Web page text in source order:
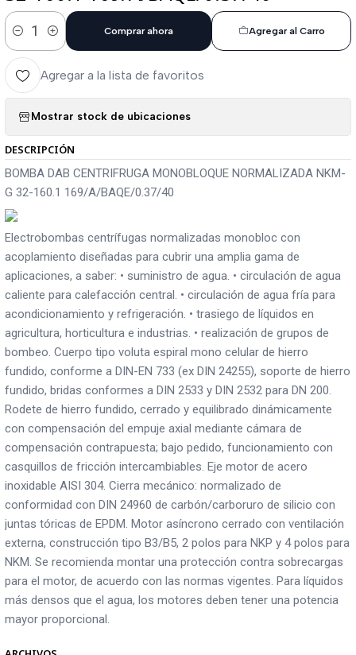
Cantidad
Agregar al Carro
Comprar ahora
Agregar a la lista de favoritos
Mostrar stock de ubicaciones
DESCRIPCIÓN
BOMBA DAB CENTRIFRUGA MONOBLOQUE NORMALIZADA NKM-
G 32-160.1 169/A/BAQE/0.37/40
Electrobombas centrífugas normalizadas monobloc con
acoplamiento diseñadas para cubrir una amplia gama de
aplicaciones, a saber: • suministro de agua. • circulación de agua
caliente para calefacción central. • circulación de agua fría para
acondicionamiento y refrigeración. • trasiego de líquidos en
agricultura, horticultura e industrias. • realización de grupos de
bombeo. Cuerpo tipo voluta espiral mono celular de hierro
fundido, conforme a DIN-EN 733 (ex DIN 24255), soporte de hierro
fundido, bridas conformes a DIN 2533 y DIN 2532 para DN 200.
Rodete de hierro fundido, cerrado y equilibrado dinámicamente
con compensación del empuje axial mediante cámara de
compensación contrapuesta; bajo pedido, funcionamiento con
casquillos de fricción intercambiables. Eje motor de acero
inoxidable AISI 304. Cierra mecánico: normalizado de
conformidad con DIN 24960 de carbón/carboruro de silicio con
juntas tóricas de EPDM. Motor asíncrono cerrado con ventilación
externa, construcción tipo B3/B5, 2 polos para NKP y 4 polos para
NKM. Se recomienda montar una protección contra sobrecargas
para el motor, de acuerdo con las normas vigentes. Para líquidos
más densos que el agua, los motores deben tener una potencia
mayor proporcional.